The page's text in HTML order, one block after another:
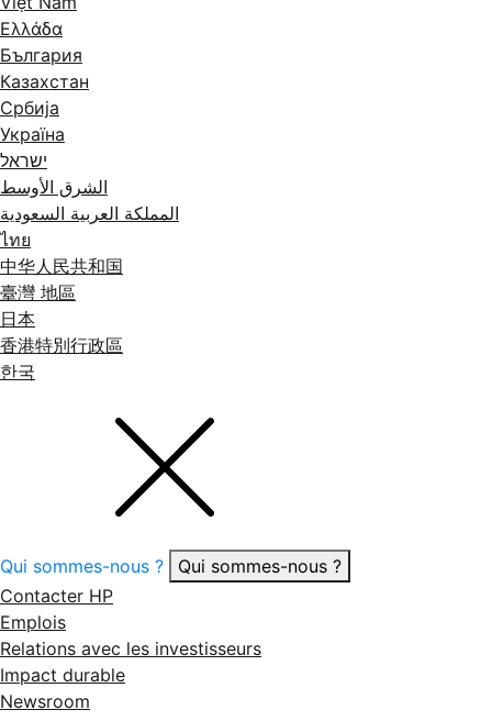
Ελλάδα
България
Казахстан
Србија
Україна
ישראל
الشرق الأوسط
المملكة العربية السعودية
ไทย
中华人民共和国
臺灣 地區
日本
香港特別行政區
한국
Qui sommes-nous ?
Qui sommes-nous ?
Contacter HP
Emplois
Relations avec les investisseurs
Impact durable
Newsroom